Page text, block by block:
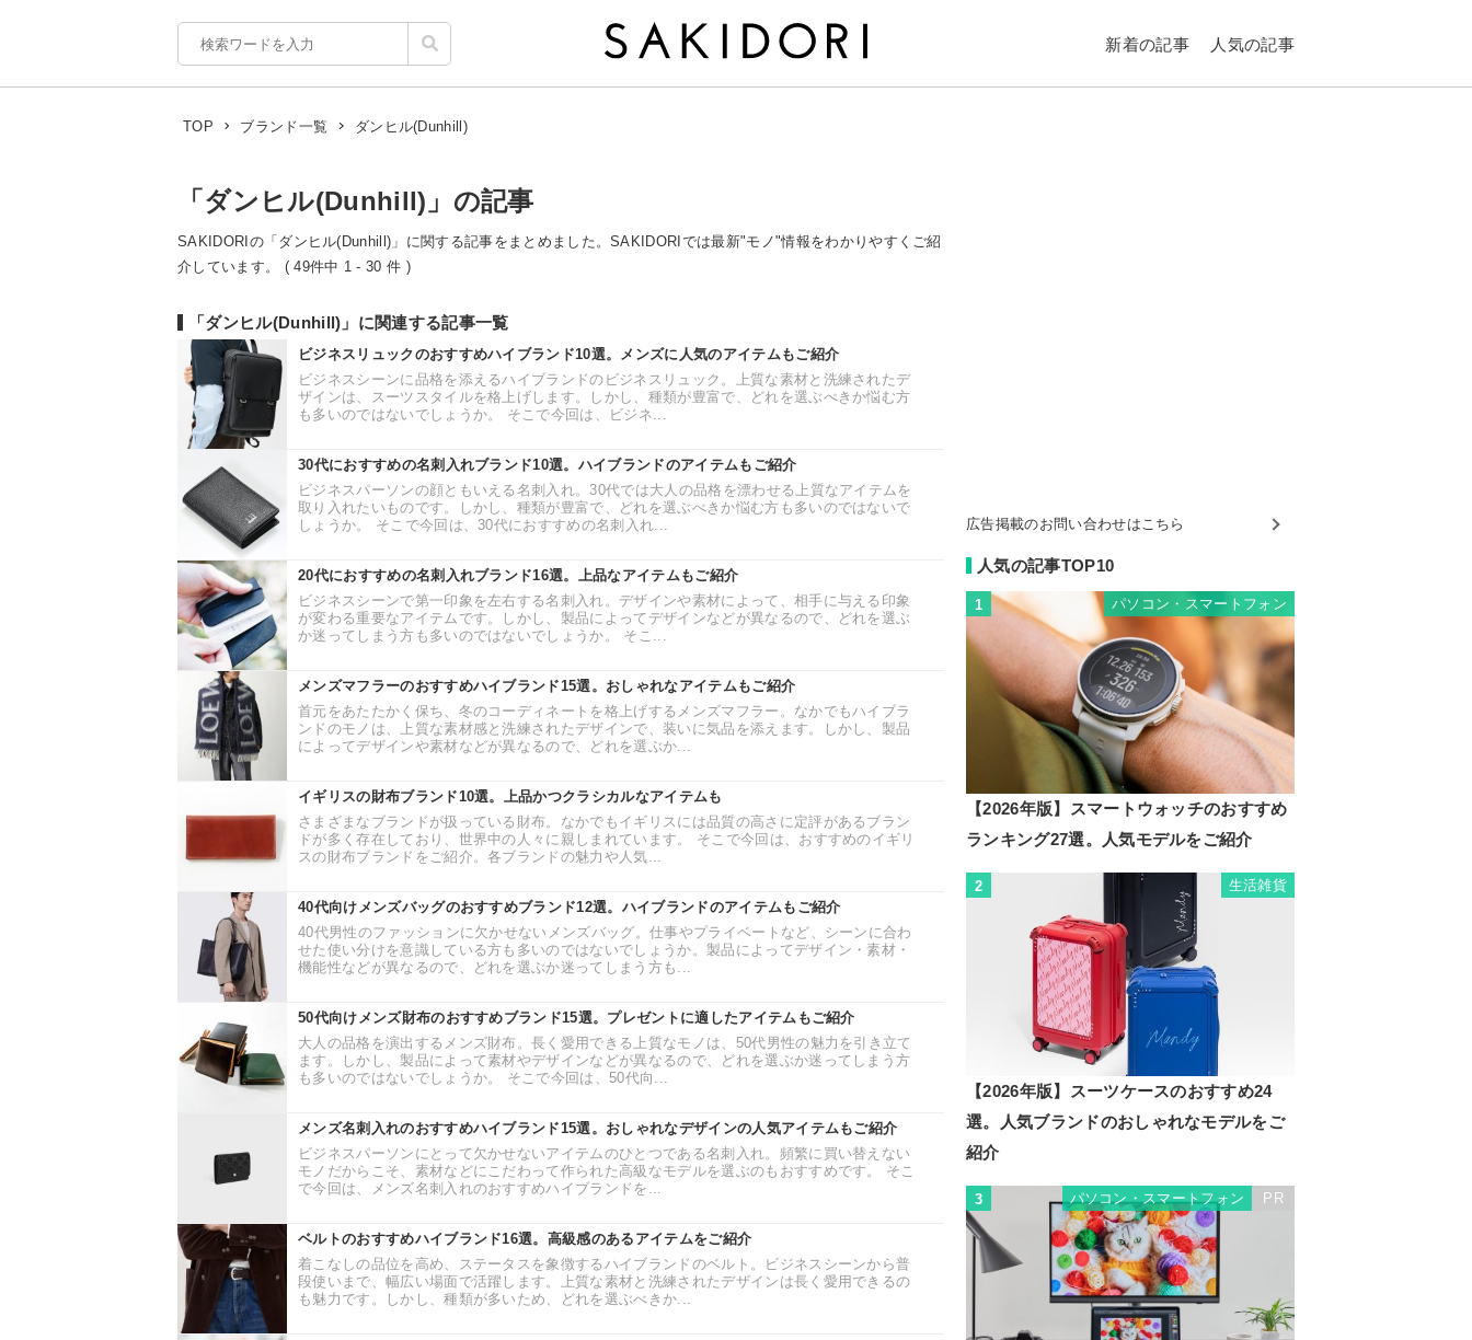
新着の記事 人気の記事
TOP ブランド一覧 ダンヒル(Dunhill)
「ダンヒル(Dunhill)」の記事
SAKIDORIの「ダンヒル(Dunhill)」に関する記事をまとめました。SAKIDORIでは最新"モノ"情報をわかりやすくご紹
介しています。 ( 49件中 1 - 30 件 )
「ダンヒル(Dunhill)」に関連する記事一覧
ビジネスリュックのおすすめハイブランド10選。メンズに人気のアイテムもご紹介
ビジネスシーンに品格を添えるハイブランドのビジネスリュック。上質な素材と洗練されたデ
ザインは、スーツスタイルを格上げします。しかし、種類が豊富で、どれを選ぶべきか悩む方
も多いのではないでしょうか。 そこで今回は、ビジネ...
30代におすすめの名刺入れブランド10選。ハイブランドのアイテムもご紹介
ビジネスパーソンの顔ともいえる名刺入れ。30代では大人の品格を漂わせる上質なアイテムを
取り入れたいものです。しかし、種類が豊富で、どれを選ぶべきか悩む方も多いのではないで
しょうか。 そこで今回は、30代におすすめの名刺入れ...
20代におすすめの名刺入れブランド16選。上品なアイテムもご紹介
ビジネスシーンで第一印象を左右する名刺入れ。デザインや素材によって、相手に与える印象
が変わる重要なアイテムです。しかし、製品によってデザインなどが異なるので、どれを選ぶ
か迷ってしまう方も多いのではないでしょうか。 そこ...
メンズマフラーのおすすめハイブランド15選。おしゃれなアイテムもご紹介
首元をあたたかく保ち、冬のコーディネートを格上げするメンズマフラー。なかでもハイブラ
ンドのモノは、上質な素材感と洗練されたデザインで、装いに気品を添えます。しかし、製品
によってデザインや素材などが異なるので、どれを選ぶか...
イギリスの財布ブランド10選。上品かつクラシカルなアイテムも
さまざまなブランドが扱っている財布。なかでもイギリスには品質の高さに定評があるブラン
ドが多く存在しており、世界中の人々に親しまれています。 そこで今回は、おすすめのイギリ
スの財布ブランドをご紹介。各ブランドの魅力や人気...
40代向けメンズバッグのおすすめブランド12選。ハイブランドのアイテムもご紹介
40代男性のファッションに欠かせないメンズバッグ。仕事やプライベートなど、シーンに合わ
せた使い分けを意識している方も多いのではないでしょうか。製品によってデザイン・素材・
機能性などが異なるので、どれを選ぶか迷ってしまう方も...
50代向けメンズ財布のおすすめブランド15選。プレゼントに適したアイテムもご紹介
大人の品格を演出するメンズ財布。長く愛用できる上質なモノは、50代男性の魅力を引き立て
ます。しかし、製品によって素材やデザインなどが異なるので、どれを選ぶか迷ってしまう方
も多いのではないでしょうか。 そこで今回は、50代向...
メンズ名刺入れのおすすめハイブランド15選。おしゃれなデザインの人気アイテムもご紹介
ビジネスパーソンにとって欠かせないアイテムのひとつである名刺入れ。頻繁に買い替えない
モノだからこそ、素材などにこだわって作られた高級なモデルを選ぶのもおすすめです。 そこ
で今回は、メンズ名刺入れのおすすめハイブランドを...
ベルトのおすすめハイブランド16選。高級感のあるアイテムをご紹介
着こなしの品位を高め、ステータスを象徴するハイブランドのベルト。ビジネスシーンから普
段使いまで、幅広い場面で活躍します。上質な素材と洗練されたデザインは長く愛用できるの
も魅力です。しかし、種類が多いため、どれを選ぶべきか...
広告掲載のお問い合わせはこちら
人気の記事TOP10
1 パソコン・スマートフォン
【2026年版】スマートウォッチのおすすめ
ランキング27選。人気モデルをご紹介
2 生活雑貨
【2026年版】スーツケースのおすすめ24
選。人気ブランドのおしゃれなモデルをご
紹介
3 パソコン・スマートフォン PR